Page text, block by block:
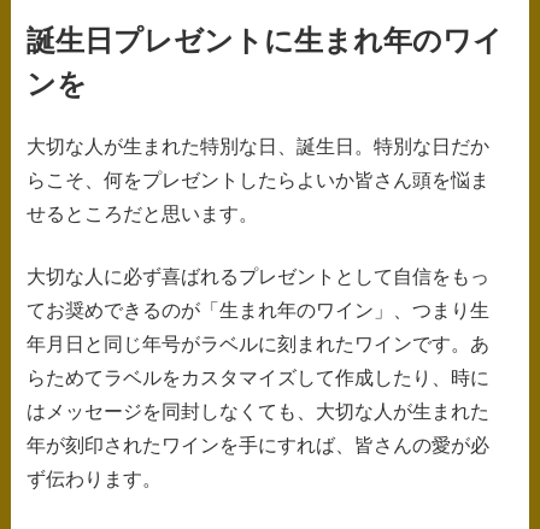
へ
ス
ッ
プ
誕生日プレゼントに生まれ年のワイ
ンを
大切な人が生まれた特別な日、誕生日。特別な日だか
らこそ、何をプレゼントしたらよいか皆さん頭を悩ま
せるところだと思います。
大切な人に必ず喜ばれるプレゼントとして自信をもっ
てお奨めできるのが「生まれ年のワイン」、つまり生
年月日と同じ年号がラベルに刻まれたワインです。あ
らためてラベルをカスタマイズして作成したり、時に
はメッセージを同封しなくても、大切な人が生まれた
年が刻印されたワインを手にすれば、皆さんの愛が必
ず伝わります。